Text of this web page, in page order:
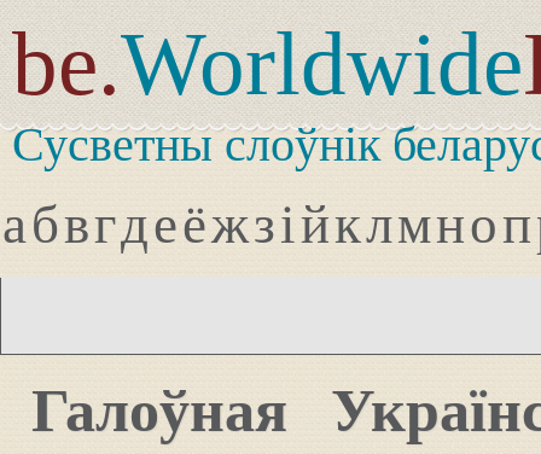
be.Worldwide
Сусветны слоўнік
абвгдеёжзійклмноп
Галоўная